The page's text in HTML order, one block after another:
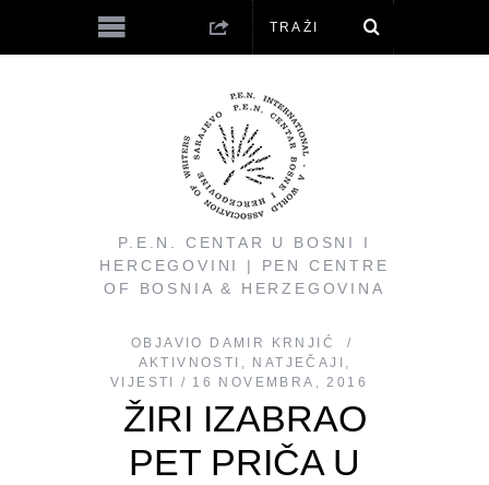
P.E.N. CENTAR U BOSNI I
HERCEGOVINI | PEN CENTRE
OF BOSNIA & HERZEGOVINA
OBJAVIO
DAMIR KRNJIĆ
AKTIVNOSTI
, NATJEČAJI ,
VIJESTI
16 NOVEMBRA, 2016
ŽIRI IZABRAO
PET PRIČA U